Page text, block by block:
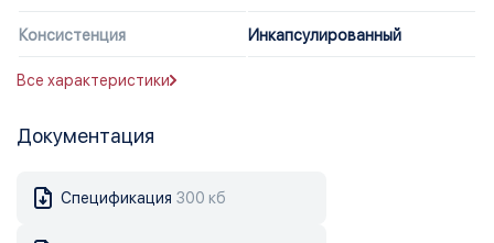
Консистенция Инкапсулированный
Все характеристики
Документация
Спецификация 300 кб